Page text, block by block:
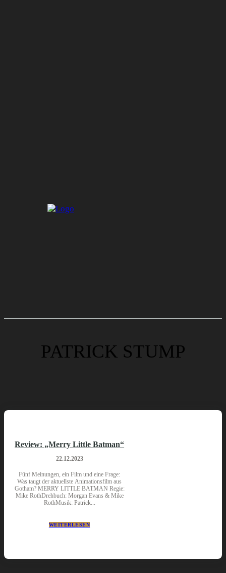
PATRICK STUMP
Review: „Merry Little Batman“
22.12.2023
Fünf Meinungen, ein Film und eine Frage:
Was taugt der aktuellste Animationsfilm aus
Gotham? MERRY LITTLE BATMAN Regie:
Mike RothDrehbuch: Morgan Evans & Mike
RothMusik: Patrick...
WEITERLESEN